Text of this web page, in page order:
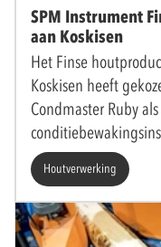
SPM Instrument
aan Koskisen
Het Finse
Koskisen heeft
Condmaster Ruby
conditiebewakingsins
Houtverwerking